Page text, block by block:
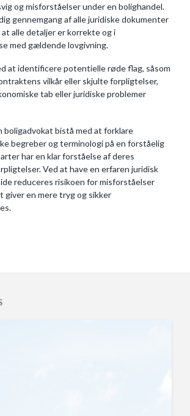
og misforståelser under en bolighandel.
gennemgang af alle juridiske dokumenter
alle detaljer er korrekte og i
med gældende lovgivning.
at identificere potentielle røde flag, såsom
vilkår eller skjulte forpligtelser,
tab eller juridiske problemer
boligadvokat bistå med at forklare
begreber og terminologi på en forståelig
har en klar forståelse af deres
Ved at have en erfaren juridisk
reduceres risikoen for misforståelser
giver en mere tryg og sikker